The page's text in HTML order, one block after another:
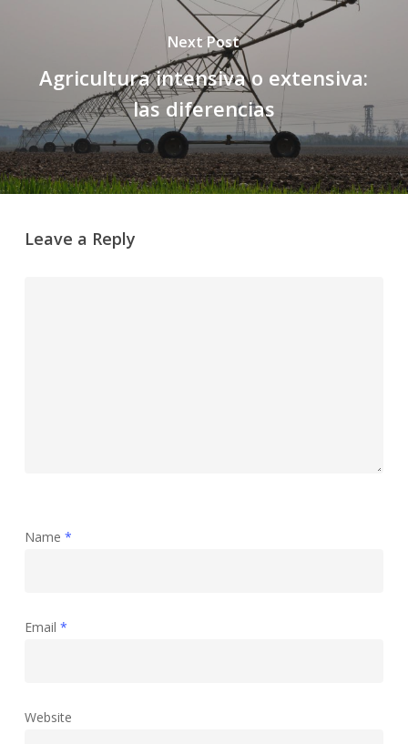
Next Post
Agricultura intensiva o extensiva:
las diferencias
Leave a Reply
Name *
Email *
Website